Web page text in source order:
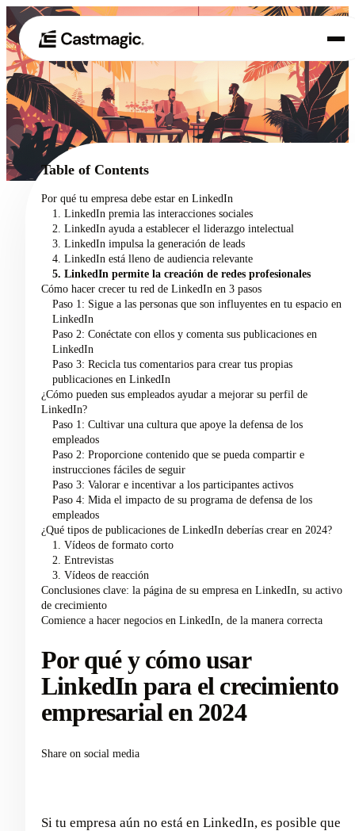
01 Producto
Casos de uso
Precios
Acerca de nosotros
Table of Contents
Por qué tu empresa debe estar en LinkedIn
1. LinkedIn premia las interacciones sociales
2. LinkedIn ayuda a establecer el liderazgo intelectual
3. LinkedIn impulsa la generación de leads
4. LinkedIn está lleno de audiencia relevante
5. LinkedIn permite la creación de redes profesionales
Cómo hacer crecer tu red de LinkedIn en 3 pasos
Paso 1: Sigue a las personas que son influyentes en tu espacio en
LinkedIn
Paso 2: Conéctate con ellos y comenta sus publicaciones en
LinkedIn
Paso 3: Recicla tus comentarios para crear tus propias
publicaciones en LinkedIn
¿Cómo pueden sus empleados ayudar a mejorar su perfil de
LinkedIn?
Paso 1: Cultivar una cultura que apoye la defensa de los
empleados
Paso 2: Proporcione contenido que se pueda compartir e
instrucciones fáciles de seguir
Paso 3: Valorar e incentivar a los participantes activos
Paso 4: Mida el impacto de su programa de defensa de los
empleados
¿Qué tipos de publicaciones de LinkedIn deberías crear en 2024?
1. Vídeos de formato corto
2. Entrevistas
3. Vídeos de reacción
Conclusiones clave: la página de su empresa en LinkedIn, su activo
de crecimiento
Comience a hacer negocios en LinkedIn, de la manera correcta
Por qué y cómo usar
LinkedIn para el crecimiento
empresarial en 2024
Share on social media
Si tu empresa aún no está en LinkedIn, es posible que